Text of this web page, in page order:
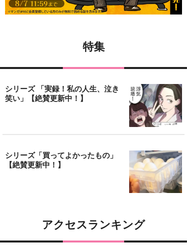
特集
シリーズ 「実録！私の人生、泣き
笑い」【絶賛更新中！】
シリーズ「買ってよかったもの」
【絶賛更新中！】
アクセスランキング